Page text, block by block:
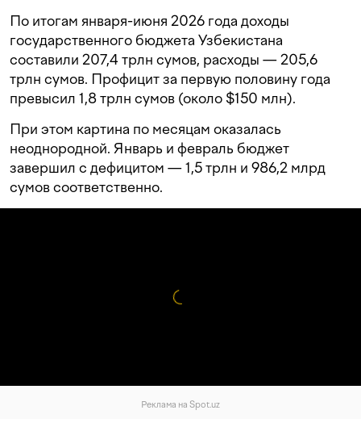
По итогам января-июня 2026 года доходы
государственного бюджета Узбекистана
составили 207,4 трлн сумов, расходы — 205,6
трлн сумов. Профицит за первую половину года
превысил 1,8 трлн сумов (около $150 млн).
При этом картина по месяцам оказалась
неоднородной. Январь и февраль бюджет
завершил с дефицитом — 1,5 трлн и 986,2 млрд
сумов соответственно.
Реклама на Spot.uz